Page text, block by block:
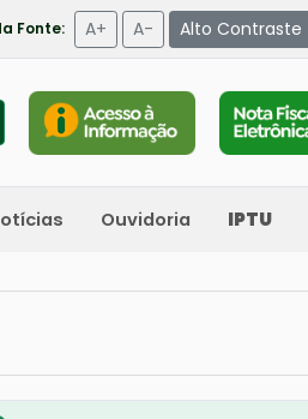
Fonte: A+ A- Alto Contraste
Ouvidoria IPTU